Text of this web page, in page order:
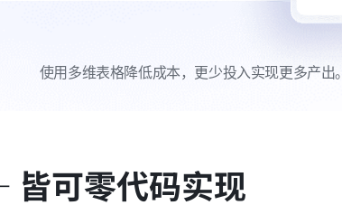
使用多维表格降低成本，更少投入实现更多产出。
皆可零代码实现